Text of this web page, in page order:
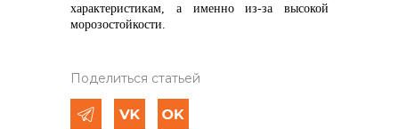
характеристикам, а именно из-за высокой
морозостойкости.
Поделиться статьей